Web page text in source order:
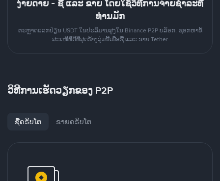
ງ່າຍດາຍ - ຊື້ ແລະ ຂາຍ ໂດຍໃຊ້ວິທີການຈ່າຍຊຳລະທີ່
ທ່ານມັກ
ຕະຫຼາດແລກປ່ຽນ USDT ໃນປະລິມານສູງໃນ Binance P2P ບລັອກ. ຊອກຫາຂໍ້
ສະເໜີທີ່ດີທີ່ສຸດຂ້າງລຸ່ມນີ້ເພື່ອຊື້ ແລະ ຂາຍ Tether
ວິທີການເຮັດວຽກຂອງ P2P
ຊື້ຄຣິບໂຕ ຂາຍຄຣິບໂຕ